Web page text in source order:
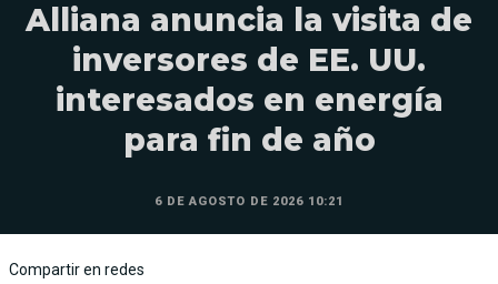
Alliana anuncia la visita de
inversores de EE. UU.
interesados en energía
para fin de año
6 DE AGOSTO DE 2026 10:21
Compartir en redes